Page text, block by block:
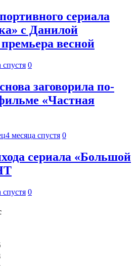
сериала
с Данилой
весной
спустя 0
заговорила по-
«Частная
4 месяца спустя 0
сериала «Большой
спустя 0